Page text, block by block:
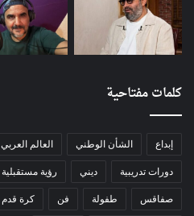
كلمات مفتاحية
إبداع الشأن الوطني العالم العربي
دورات تدريبية ديني رؤية مستقبلية
صفاقس طفولة فن كرة قدم